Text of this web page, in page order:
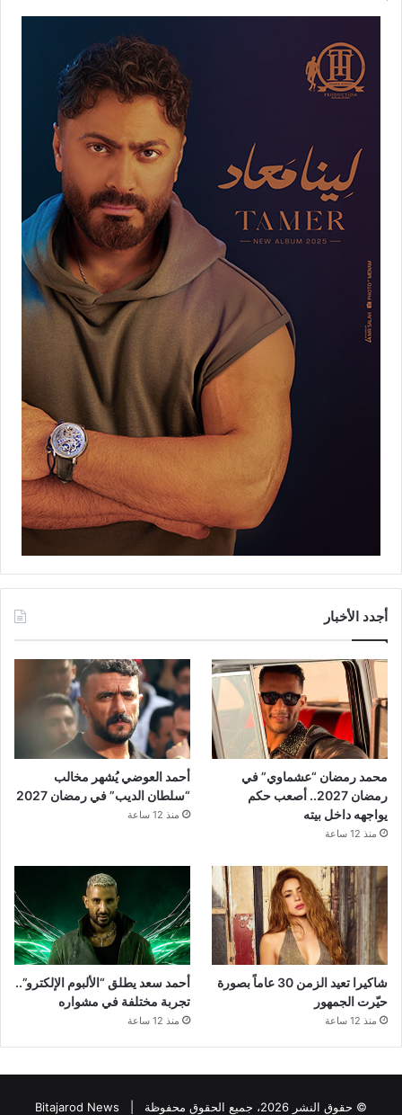
أجدد الأخبار
محمد رمضان “عشماوي” في
رمضان 2027.. أصعب حكم
يواجهه داخل بيته
منذ 12 ساعة
أحمد العوضي يُشهر مخالب
“سلطان الديب” في رمضان 2027
منذ 12 ساعة
شاكيرا تعيد الزمن 30 عاماً بصورة
حيّرت الجمهور
منذ 12 ساعة
أحمد سعد يطلق “الألبوم الإلكترو”..
تجربة مختلفة في مشواره
منذ 12 ساعة
© حقوق النشر 2026، جميع الحقوق محفوظة | Bitajarod News